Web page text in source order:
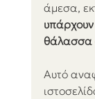
άμεσα,
θάλασσα
Αυτό